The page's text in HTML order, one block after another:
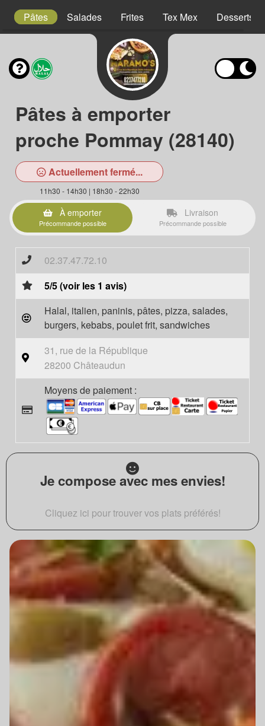
Pâtes Salades Frites Tex Mex Desserts
Pâtes à emporter
proche Pommay (28140)
Actuellement fermé...
11h30 - 14h30 | 18h30 - 22h30
À emporter
Précommande possible
Livraison
Précommande possible
02.37.47.72.10
5/5 (voir les 1 avis)
Halal, italien, paninis, pâtes, pizza, salades,
burgers, kebabs, poulet frit, sandwiches
31, rue de la République
28200 Châteaudun
Moyens de paiement :
Je compose avec mes envies!
Cliquez ici pour trouver vos plats préférés!